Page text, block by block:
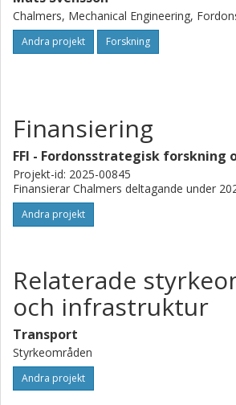
Chalmers, Mechanical Engineering,
Andra projekt Forskning
Finansiering
FFI - Fordonsstrategisk forskning
Projekt-id: 2025-00845
Finansierar Chalmers deltagande under
Andra projekt
Relaterade
och infrastruktur
Transport
Styrkeområden
Andra projekt